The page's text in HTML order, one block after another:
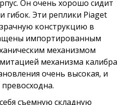
Он очень хорошо сидит
гибок. Эти реплики Piaget
конструкцию в
импортированным
механизмом
механизма калибра
очень высокая, и
съемную складную